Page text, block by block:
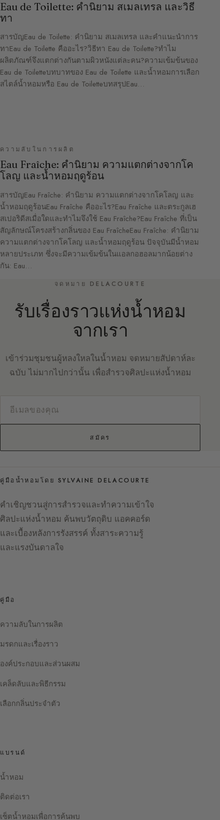
Eau de Toilette: คำนิยาม สเมลเทรล และวิธี
ทา
สารบัญEau de Toilette: คำนิยาม สเมลเทรล และคำแนะนำการ
ทาEau de Toilette คืออะไร?วิธีทา Eau de Toilette?ทำไม
ผลิตภัณฑ์จึงแตกต่างกันตามผิวหนังแต่ละคน?ความเข้มข้นของ
Eau de Toiletteบทบาทของ Eau de Toilette และน้ำหอมการเลือก
สไตล์น้ำหอมหรือ Eau de ToiletteบทสรุปEau…
ความลับในการผลิต
Eau Fraîche: คำนิยาม ความแตกต่างจากโค
โลญ และน้ำหอมฤดูร้อน
สารบัญEau Fraîche: คำนิยาม ความแตกต่างจากโคโลญ และ
น้ำหอมฤดูร้อนEau Fraîche คืออะไร?Eau Fraîche และตระกูลเฮ
สเปอริดีสเมื่อใดและทำไมจึงใช้ Eau Fraîche?Eau Fraîche ที่เป็น
สัญลักษณ์โครงสร้างกลิ่นของ Eau FraîcheEau Fraîche: คำนิยาม
ความแตกต่างจากโคโลญ และน้ำหอมฤดูร้อน ปัจจุบันมีน้ำหอม
หลายประเภท ซึ่งจะมีความเข้มข้นในแอลกอฮอลมากน้อยต่าง
กัน: Eau…
จดหมาย DELACOURTE
รับเรื่องราวแห่งน้ำหอม
จากเรา
เข้าร่วมชุมชนผู้หลงใหลในน้ำหอม จดหมายสัปดาห์ละ
ฉบับ ไม่มากไปกว่านั้น เพื่อสำรวจศิลปะแห่งน้ำหอม
สมัคร
คู่มือน้ำหอมโดย SYLVAINE DELACOURTE
คำเชิญชวนสู่การสำรวจและทำความเข้าใจ
ศิลปะแห่งน้ำหอม ค้นพบวัตถุดิบ แอคคอร์ด
และเบื้องหลังการรังสรรค์ ทั้งสาระความรู้
และแรงบันดาลใจ
คู่มือ
ความลับในการผลิต
มรดกและเรื่องราว
องค์ประกอบและส่วนผสม
เคล็ดลับและพิธีกรรม
เลือกกลิ่นประจำตัว
แบรนด์
น้ำหอม
ติดต่อเรา
เซ็ตน้ำหอมเพื่อการค้นพบ